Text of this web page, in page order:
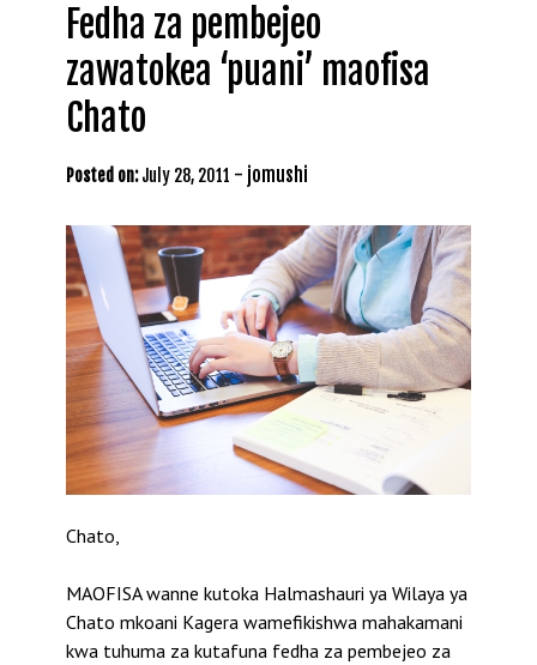
Fedha za pembejeo
zawatokea ‘puani’ maofisa
Chato
Posted on: July 28, 2011 - jomushi
Chato,
MAOFISA wanne kutoka Halmashauri ya Wilaya ya
Chato mkoani Kagera wamefikishwa mahakamani
kwa tuhuma za kutafuna fedha za pembejeo za